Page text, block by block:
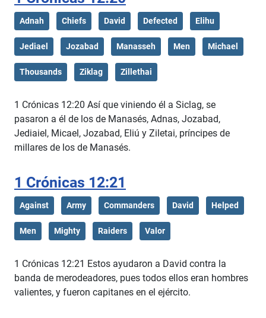
Adnah Chiefs David Defected Elihu
Jediael Jozabad Manasseh Men Michael
Thousands Ziklag Zillethai
1 Crónicas 12:20 Así que viniendo él a Siclag, se
pasaron a él de los de Manasés, Adnas, Jozabad,
Jediaiel, Micael, Jozabad, Eliú y Ziletai, príncipes de
millares de los de Manasés.
1 Crónicas 12:21
Against Army Commanders David Helped
Men Mighty Raiders Valor
1 Crónicas 12:21 Estos ayudaron a David contra la
banda de merodeadores, pues todos ellos eran hombres
valientes, y fueron capitanes en el ejército.